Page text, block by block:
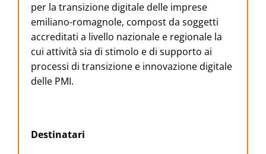
per la transizione digitale delle imprese
emiliano-romagnole, compost da soggetti
accreditati a livello nazionale e regionale la
cui attività sia di stimolo e di supporto ai
processi di transizione e innovazione digitale
delle PMI.
Destinatari